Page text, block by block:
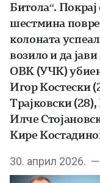
Битола“.
шестмина
колоната
возило и да
ОВК (УЧК)
Игор Костески
Трајковски
Илче
Кире
30. април 2026.